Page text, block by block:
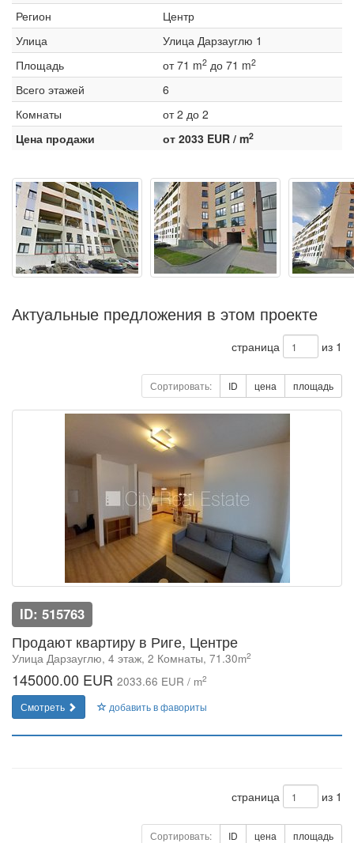
Регион
Центр
Улица
Улица Дарзауглю 1
Площадь
от 71 m2 до 71 m2
Всего этажей
6
Комнаты
от 2 до 2
Цена продажи
от 2033 EUR / m2
Актуальные предложения в этом проекте
страница из 1
Сортировать: ID цена площадь
ID: 515763
Продают квартиру в Риге, Центре
Улица Дарзауглю, 4 этаж, 2 Комнаты, 71.30m2
145000.00 EUR 2033.66 EUR / m2
Смотреть добавить в фавориты
страница из 1
Сортировать: ID цена площадь